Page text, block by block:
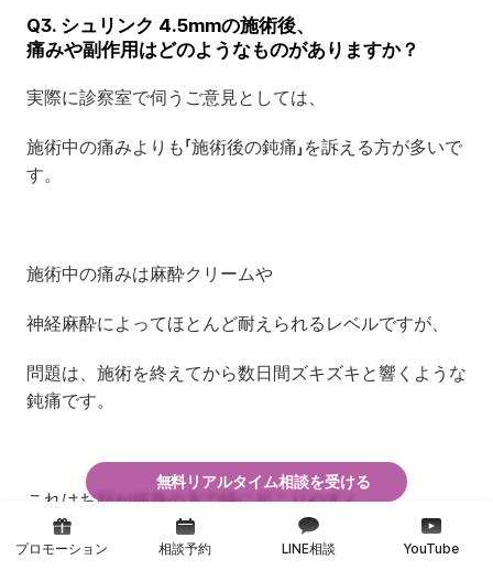
Q3. シュリンク 4.5mmの施術後、
痛みや副作用はどのようなものがありますか？
実際に診察室で伺うご意見としては、
施術中の痛みよりも「施術後の鈍痛」を訴える方が多いで
す。
施術中の痛みは麻酔クリームや
神経麻酔によってほとんど耐えられるレベルですが、
問題は、施術を終えてから数日間ズキズキと響くような
鈍痛です。
これはお顔が細身の方で特に起こりやすく、
4.5mmが筋肉や骨の近くに直接届いているというサイ
プロモーション 相談予約 LINE相談 YouTube
無料リアルタイム相談を受ける